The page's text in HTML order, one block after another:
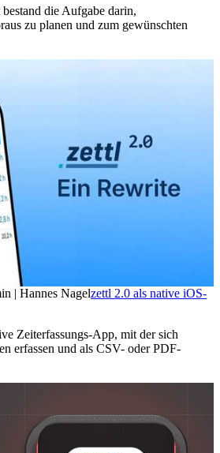
die Aufgabe darin,
zu planen und zum gewünschten
| Hannes Nagelzettl 2.0 als native iOS-
Zeiterfassungs-App, mit der sich
erfassen und als CSV- oder PDF-